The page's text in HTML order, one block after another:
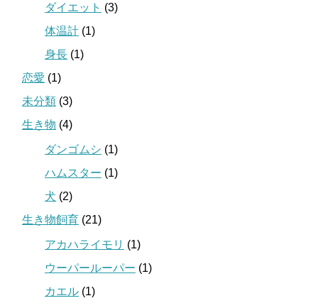
ダイエット (3)
体温計 (1)
身長 (1)
恋愛 (1)
未分類 (3)
生き物 (4)
ダンゴムシ (1)
ハムスター (1)
犬 (2)
生き物飼育 (21)
アカハライモリ (1)
ウーパールーパー (1)
カエル (1)